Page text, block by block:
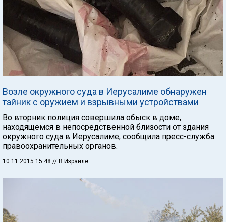
Возле окружного суда в Иерусалиме обнаружен
тайник с оружием и взрывными устройствами
Во вторник полиция совершила обыск в доме,
находящемся в непосредственной близости от здания
окружного суда в Иерусалиме, сообщила пресс-служба
правоохранительных органов.
10.11.2015 15:48 // В Израиле